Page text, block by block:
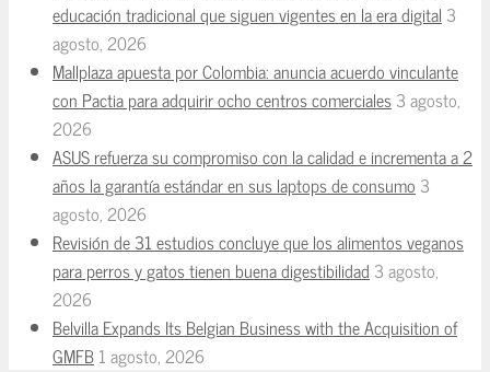
educación tradicional que siguen vigentes en la era digital 3
agosto, 2026
Mallplaza apuesta por Colombia: anuncia acuerdo vinculante
con Pactia para adquirir ocho centros comerciales3 agosto,
2026
ASUS refuerza su compromiso con la calidad e incrementa a 2
años la garantía estándar en sus laptops de consumo 3
agosto, 2026
Revisión de 31 estudios concluye que los alimentos veganos
para perros y gatos tienen buena digestibilidad 3 agosto,
2026
Belvilla Expands Its Belgian Business with the Acquisition of
GMFB1 agosto, 2026